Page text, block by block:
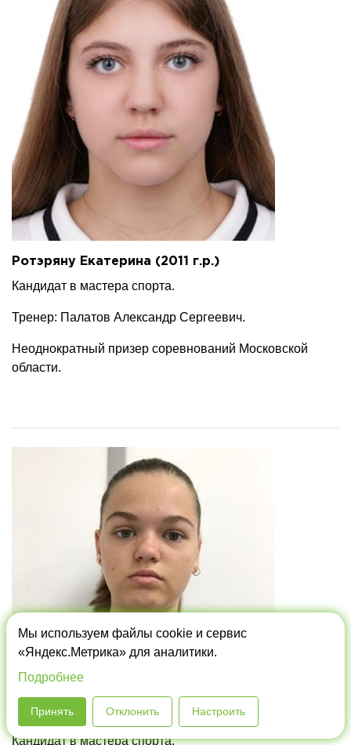
Ротэряну Екатерина (2011 г.р.)
Кандидат в мастера спорта.
Тренер: Палатов Александр Сергеевич.
Неоднократный призер соревнований Московской
области.
Семенова Алина Валерьевна (2012 г.р.)
Кандидат в мастера спорта.
Мы используем файлы cookie и сервис
«Яндекс.Метрика» для аналитики.
Подробнее
Принять Отклонить Настроить